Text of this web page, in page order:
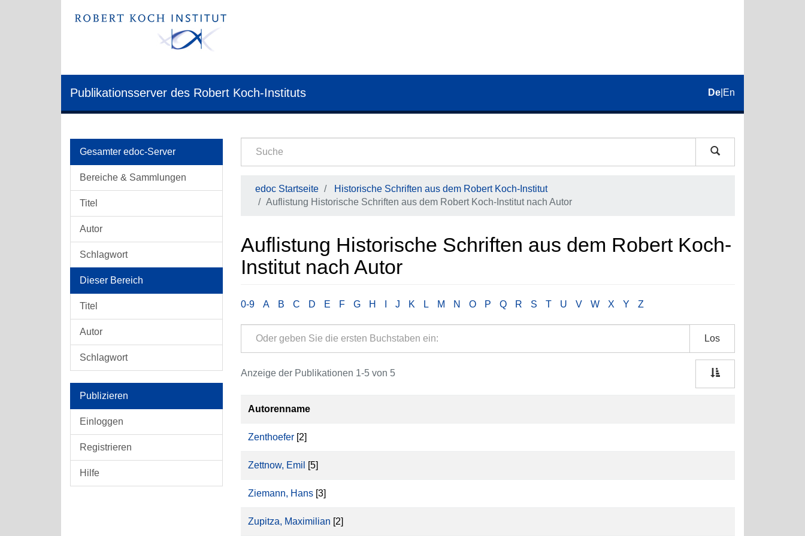
Publikationsserver des Robert Koch-Instituts De En
Gesamter edoc-Server
Bereiche & Sammlungen
Titel
Autor
Schlagwort
Dieser Bereich
Titel
Autor
Schlagwort
Publizieren
Einloggen
Registrieren
Hilfe
edoc Startseite
Historische Schriften aus dem Robert Koch-Institut
Auflistung Historische Schriften aus dem Robert Koch-Institut nach Autor
Auflistung Historische Schriften aus dem Robert Koch-
Institut nach Autor
0-9 A B C D E F G H J K L M N O P Q R S T U V W X Y Z
Los
Anzeige der Publikationen 1-5 von 5
Autorenname
Zenthoefer [2]
Zettnow, Emil [5]
Ziemann, Hans [3]
Zupitza, Maximilian [2]